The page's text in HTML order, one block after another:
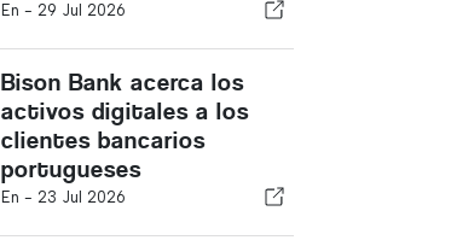
En - 29 Jul 2026
Bison Bank acerca los
activos digitales a los
clientes bancarios
portugueses
En - 23 Jul 2026